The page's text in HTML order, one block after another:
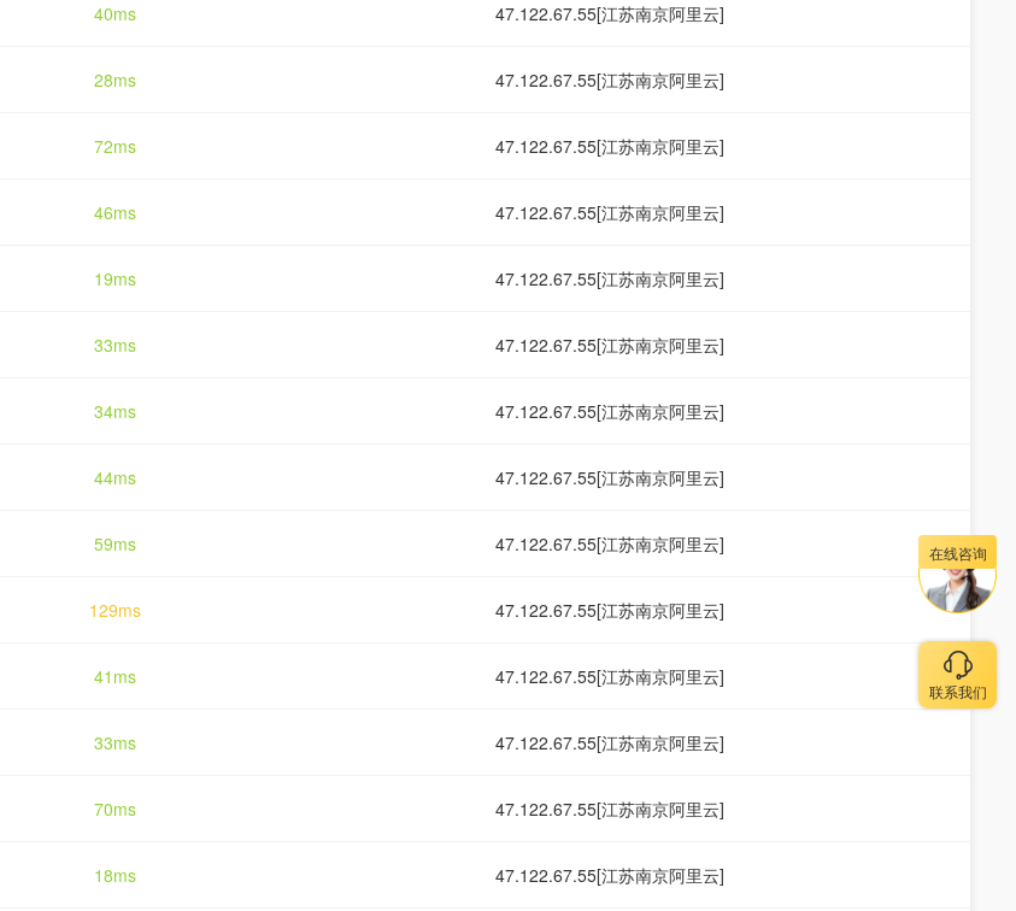
40ms 47.122.67.55[江苏南京阿里云]
28ms 47.122.67.55[江苏南京阿里云]
72ms 47.122.67.55[江苏南京阿里云]
46ms 47.122.67.55[江苏南京阿里云]
19ms 47.122.67.55[江苏南京阿里云]
33ms 47.122.67.55[江苏南京阿里云]
34ms 47.122.67.55[江苏南京阿里云]
44ms 47.122.67.55[江苏南京阿里云]
59ms 47.122.67.55[江苏南京阿里云]
129ms 47.122.67.55[江苏南京阿里云]
41ms 47.122.67.55[江苏南京阿里云]
33ms 47.122.67.55[江苏南京阿里云]
70ms 47.122.67.55[江苏南京阿里云]
18ms 47.122.67.55[江苏南京阿里云]
在线咨询
联系我们